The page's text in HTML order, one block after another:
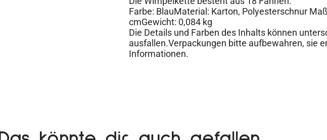
Farbe: BlauMaterial: Karton, Polyesterschnur
cmGewicht: 0,084 kg
Die Details und Farben des Inhalts können
ausfallen.Verpackungen bitte aufbewahren, sie
Informationen.